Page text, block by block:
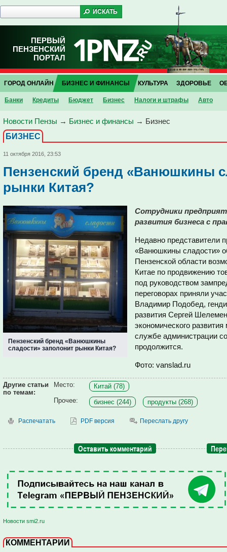
ПЕРВЫЙ
ПЕНЗЕНСКИЙ
ПОРТАЛ
ГОРОД ОНЛАЙН БИЗНЕС И ФИНАНСЫ
Банки Кредиты Бюджет Бизнес Налоги и штрафы Авто
КУЛЬТУРА ЗДОРОВЬЕ
Новости Пензы → Бизнес и финансы → Бизнес
БИЗНЕС
11 октября 2016, 23:53
Пензенский бренд «Ванюшкины
рынки Китая?
Пензенский бренд «Ванюшкины
сладости» заполонит рынки Китая?
Сотрудники
развития бизнеса с
Недавно представители
«Ванюшкины сладости»
Пензенской области
Китае по продвижению
под руководством
переговорах приняли
Владимир Подобед,
развития Сергей
экономического
службе администрации
продолжится.
Фото: vanslad.ru
Другие статьи
по темам:
Место:
Китай (78)
Прочее:
бизнес (244) продукты (268)
Распечатать PDF версия Переслать другу
Оставить комментарий
Новости smi2.ru
КОММЕНТАРИИ